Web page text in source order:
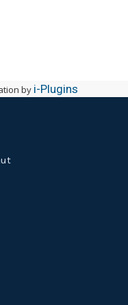
by i-Plugins